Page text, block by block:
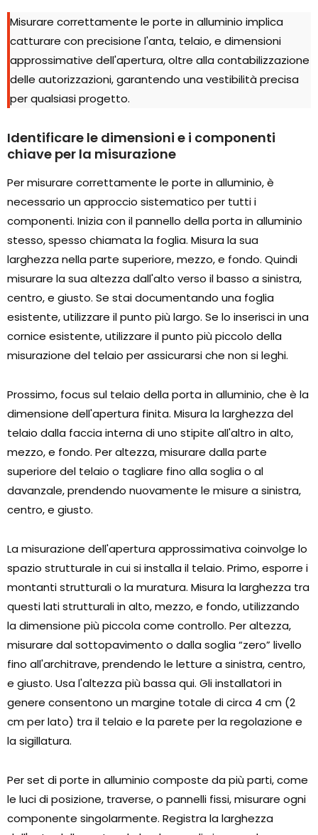
Misurare correttamente le porte in alluminio implica
catturare con precisione l'anta, telaio, e dimensioni
approssimative dell'apertura, oltre alla contabilizzazione
delle autorizzazioni, garantendo una vestibilità precisa
per qualsiasi progetto.
Identificare le dimensioni e i componenti
chiave per la misurazione
Per misurare correttamente le porte in alluminio, è
necessario un approccio sistematico per tutti i
componenti. Inizia con il pannello della porta in alluminio
stesso, spesso chiamata la foglia. Misura la sua
larghezza nella parte superiore, mezzo, e fondo. Quindi
misurare la sua altezza dall'alto verso il basso a sinistra,
centro, e giusto. Se stai documentando una foglia
esistente, utilizzare il punto più largo. Se lo inserisci in una
cornice esistente, utilizzare il punto più piccolo della
misurazione del telaio per assicurarsi che non si leghi.
Prossimo, focus sul telaio della porta in alluminio, che è la
dimensione dell'apertura finita. Misura la larghezza del
telaio dalla faccia interna di uno stipite all'altro in alto,
mezzo, e fondo. Per altezza, misurare dalla parte
superiore del telaio o tagliare fino alla soglia o al
davanzale, prendendo nuovamente le misure a sinistra,
centro, e giusto.
La misurazione dell'apertura approssimativa coinvolge lo
spazio strutturale in cui si installa il telaio. Primo, esporre i
montanti strutturali o la muratura. Misura la larghezza tra
questi lati strutturali in alto, mezzo, e fondo, utilizzando
la dimensione più piccola come controllo. Per altezza,
misurare dal sottopavimento o dalla soglia “zero” livello
fino all'architrave, prendendo le letture a sinistra, centro,
e giusto. Usa l'altezza più bassa qui. Gli installatori in
genere consentono un margine totale di circa 4 cm (2
cm per lato) tra il telaio e la parete per la regolazione e
la sigillatura.
Per set di porte in alluminio composte da più parti, come
le luci di posizione, traverse, o pannelli fissi, misurare ogni
componente singolarmente. Registra la larghezza